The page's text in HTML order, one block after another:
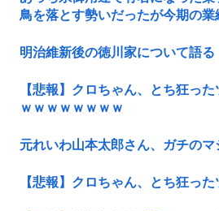
鳥を落とす勢いだったが今期の
明治維新後の徳川家について語る
【悲報】クロちゃん、とち狂っ
ｗｗｗｗｗｗｗｗ
元れいわ山本太郎さん、ガチのマ
【悲報】クロちゃん、とち狂っ